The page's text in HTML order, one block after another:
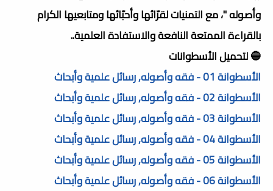
وأصوله "، مع التمنيات لقرّائها وأحبّائها ومتابعيها الكرام
بالقراءة الممتعة النافعة والاستفادة العلمية..
🔵 لتحميل الأسطوانات
الأسطوانة 01 - فقه وأصوله, رسائل علمية وأبحاث
الأسطوانة 02 - فقه وأصوله, رسائل علمية وأبحاث
الأسطوانة 03 - فقه وأصوله, رسائل علمية وأبحاث
الأسطوانة 04 - فقه وأصوله, رسائل علمية وأبحاث
الأسطوانة 05 - فقه وأصوله, رسائل علمية وأبحاث
الأسطوانة 06 - فقه وأصوله, رسائل علمية وأبحاث